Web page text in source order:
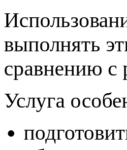
выполнять
сравнению с
Услуга